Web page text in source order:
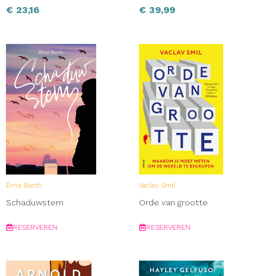
€ 23,16 € 39,99
Erna Barth
Schaduwstem
RESERVEREN
Vaclav Smil
Orde van grootte
RESERVEREN